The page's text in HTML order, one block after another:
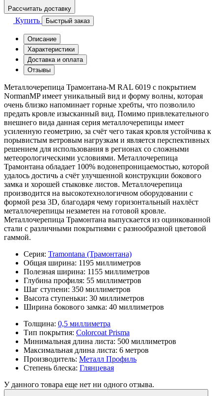
Рассчитать доставку
Купить Быстрый заказ
Описание
Характеристики
Доставка и оплата
Отзывы
Металлочерепица Трамонтана-M RAL 6019 с покрытием
NormanMP имеет уникальный вид и форму волны, которая
очень близко напоминает горные хребты, что позволило
предать кровле изысканный вид. Помимо привлекательного
внешнего вида данная серия металлочерепицы имеет
усиленную геометрию, за счёт чего такая кровля устойчива к
порывистым ветровым нагрузкам и является перспективных
решением для использования в регионах со сложными
метеорологическими условиями. Металлочерепица
Трамонтана обладает 100% водонепроницаемостью, которой
удалось достичь а счёт улучшенной конструкции бокового
замка и хорошей стыковке листов. Металлочерепица
производится на высокотехнологичном оборудовании с
формой реза 3D, благодаря чему горизонтальный нахлёст
металлочерепицы незаметен на готовой кровле.
Металлочерепица Трамонтана выпускается из оцинкованной
стали с различными покрытиями с разнообразной цветовой
гаммой.
Серия: Tramontana (Трамонтана)
Общая ширина: 1195 миллиметров
Полезная ширина: 1155 миллиметров
Глубина профиля: 55 миллиметров
Шаг ступени: 350 миллиметров
Высота ступеньки: 30 миллиметров
Ширина бокового замка: 40 миллиметров
Толщина: 0,5 миллиметра
Тип покрытия: Colorcoat Prisma
Минимальная длина листа: 500 миллиметров
Максимальная длина листа: 6 метров
Производитель: Металл Профиль
Степень блеска: Глянцевая
У данного товара еще нет ни одного отзыва.